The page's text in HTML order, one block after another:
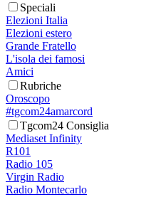
Speciali
Elezioni Italia
Elezioni estero
Grande Fratello
L'isola dei famosi
Amici
Rubriche
Oroscopo
#tgcom24amarcord
Tgcom24 Consiglia
Mediaset Infinity
R101
Radio 105
Virgin Radio
Radio Montecarlo